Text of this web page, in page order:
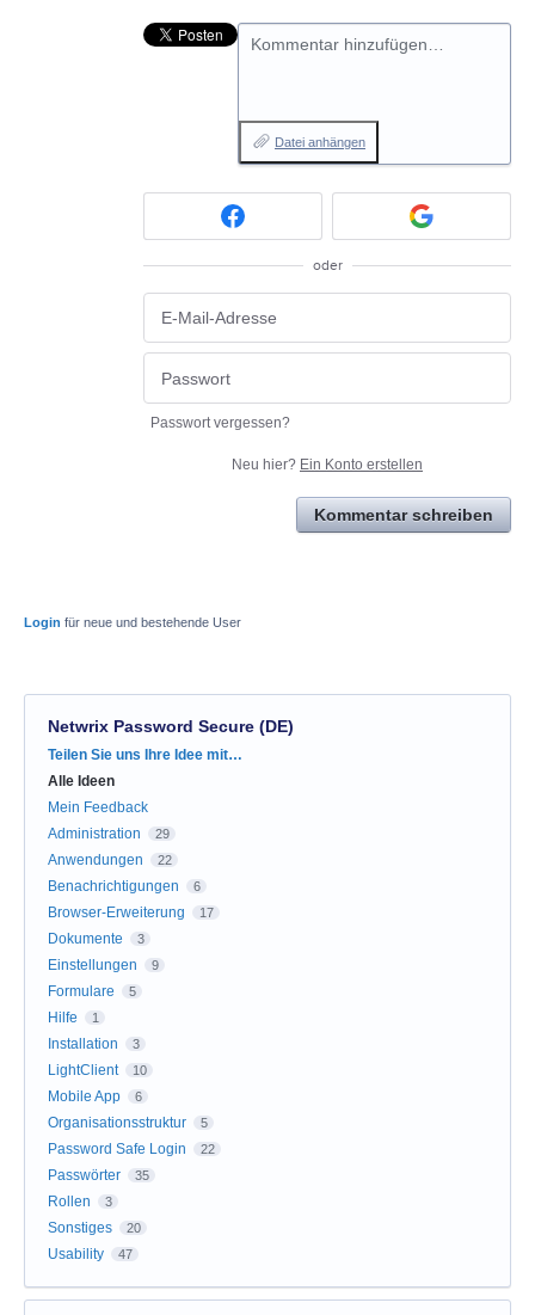
Kommentar hinzufügen…
Datei anhängen
oder
Passwort vergessen?
Neu hier? Ein Konto erstellen
Kommentar schreiben
Login für neue und bestehende User
Netwrix Password Secure (DE)
Kategorien
Teilen Sie uns Ihre Idee mit…
Alle Ideen
Mein Feedback
Administration
29
Anwendungen 22
Benachrichtigungen 6
Browser-Erweiterung 17
Dokumente 3
Einstellungen 9
Formulare 5
Hilfe 1
Installation 3
LightClient 10
Mobile App 6
Organisationsstruktur 5
Password Safe Login 22
Passwörter 35
Rollen 3
Sonstiges 20
Usability 47